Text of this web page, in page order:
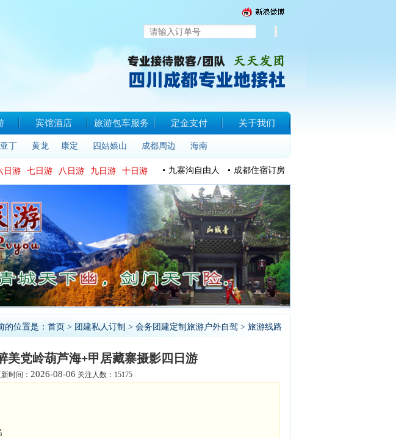
宾馆酒店 旅游包车服务 定金支付 关于我们
丁 黄龙 康定 四姑娘山 成都周边 海南
日游 七日游 八日游 九日游 十日游 九寨沟自由人 成都住宿订房
的位置是： 首页 > 团建私人订制 > 会务团建定制旅游户外自驾 > 旅游线路
美党岭葫芦海+甲居藏寨摄影四日游
时间： 2026-08-06 关注人数：15175